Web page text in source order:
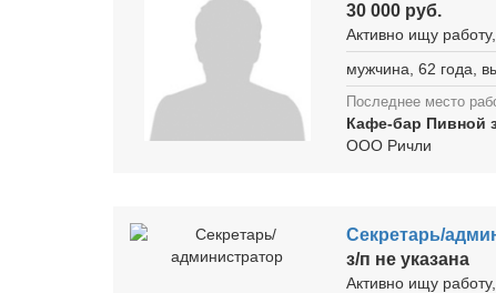
30 000 руб.
Активно ищу
мужчина, 62 года,
Последнее место
Кафе-бар Пивной
ООО Ричли
Секретарь/
з/п не указана
Активно ищу